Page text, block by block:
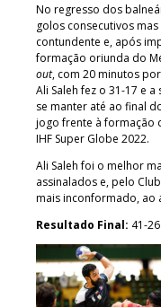
No regresso dos
golos consecutivos
contundente e, após
formação oriunda do
out, com 20 minutos
Ali Saleh fez o 31-17 e
se manter até ao final
jogo frente à formação
IHF Super Globe 2022.
Ali Saleh foi o melhor
assinalados e, pelo
mais inconformado, ao
Resultado Final: 41-26